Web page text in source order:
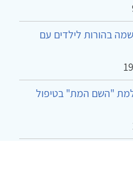
בהורות לילדים עם
"השם המת" בטיפול